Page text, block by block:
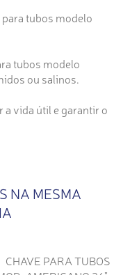
tubos modelo
tubos modelo
ou salinos.
vida útil e garantir o
NA MESMA